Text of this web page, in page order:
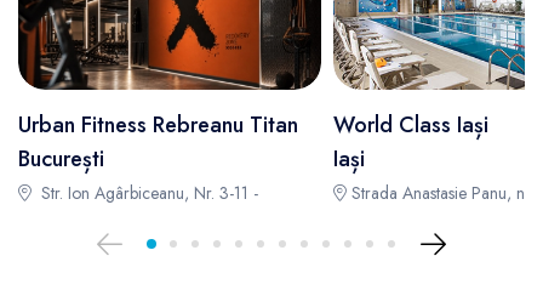
Urban Fitness Rebreanu Titan
București
Str. Ion Agârbiceanu, Nr. 3-11 -
World Class Iași
Iași
Strada Anastasie Panu, nr.